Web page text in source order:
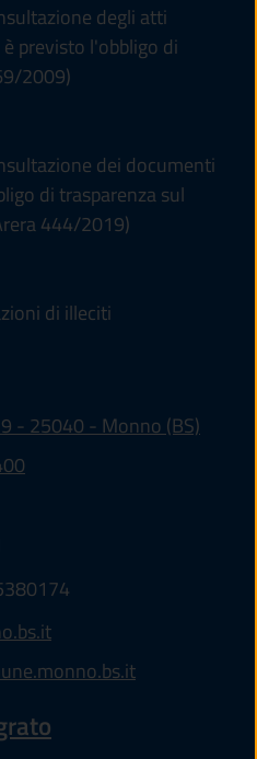
degli atti
previsto l'obbligo di
2009)
dei documenti
di trasparenza sul
444/2019)
di illeciti
- 25040 - Monno (BS)